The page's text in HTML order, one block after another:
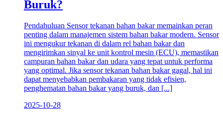
Buruk?
Pendahuluan Sensor tekanan bahan bakar memainkan peran
penting dalam manajemen sistem bahan bakar modern. Sensor
ini mengukur tekanan di dalam rel bahan bakar dan
mengirimkan sinyal ke unit kontrol mesin (ECU), memastikan
campuran bahan bakar dan udara yang tepat untuk performa
yang optimal. Jika sensor tekanan bahan bakar gagal, hal ini
dapat menyebabkan pembakaran yang tidak efisien,
penghematan bahan bakar yang buruk, dan [...]
2025-10-28